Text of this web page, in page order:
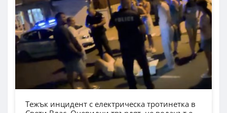
Тежък инцидент с електрическа тротинетка в